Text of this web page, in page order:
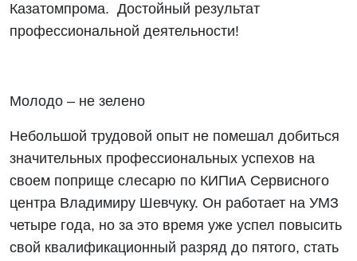
Казатомпрома. Достойный результат
профессиональной деятельности!
Молодо – не зелено
Небольшой трудовой опыт не помешал добиться
значительных профессиональных успехов на
своем поприще слесарю по КИПиА Сервисного
центра Владимиру Шевчуку. Он работает на УМЗ
четыре года, но за это время уже успел повысить
свой квалификационный разряд до пятого, стать